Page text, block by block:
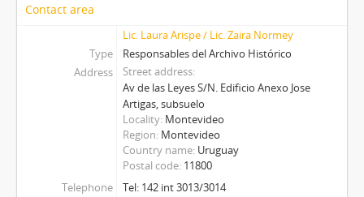
Contact area
Lic. Laura Arispe / Lic. Zaira Normey
Type
Responsables del Archivo Histórico
Address
Street address
Av de las Leyes S/N. Edificio Anexo Jose
Artigas, subsuelo
Locality Montevideo
Region Montevideo
Country name Uruguay
Postal code 11800
Telephone
Tel: 142 int 3013/3014